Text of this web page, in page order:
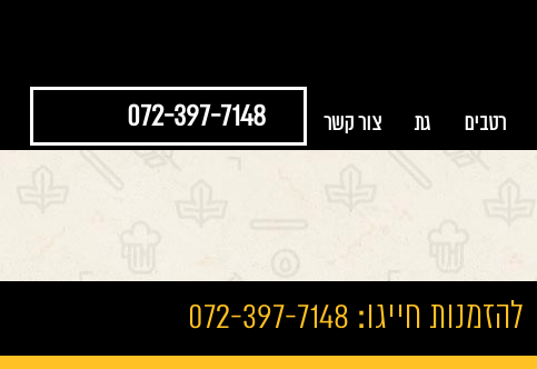
רטבים גת צור קשר 072-397-7148
להזמנות חייגו: 072-397-7148